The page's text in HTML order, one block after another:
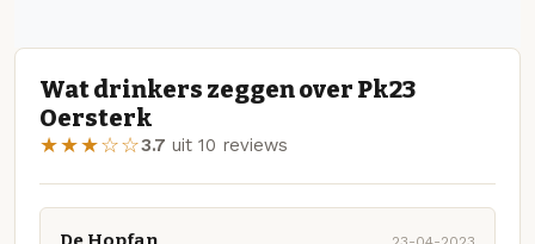
Wat drinkers zeggen over Pk23
Oersterk
★★★☆☆3.7 uit 10 reviews